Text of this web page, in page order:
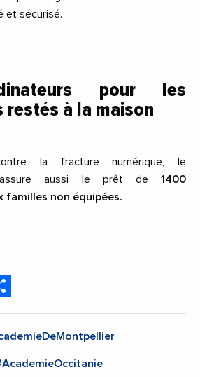
et sécurisé.
pour les
restés à la maison
la fracture numérique, le
assure aussi le prêt de 1400
familles non équipées.